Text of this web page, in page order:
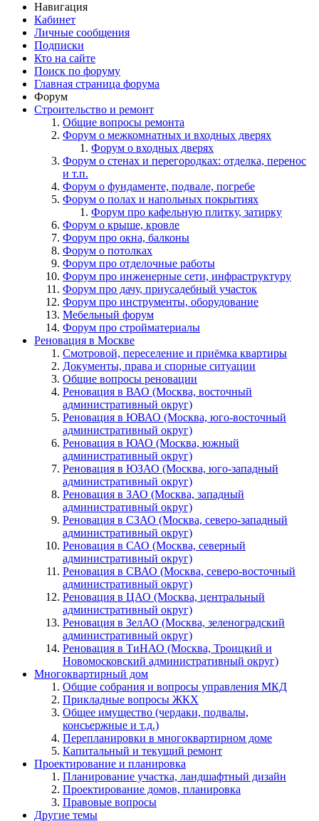
Навигация
Кабинет
Личные сообщения
Подписки
Кто на сайте
Поиск по форуму
Главная страница форума
Форум
Строительство и ремонт
Общие вопросы ремонта
Форум о межкомнатных и входных дверях
Форум о входных дверях
Форум о стенах и перегородках: отделка, перенос
и т.п.
Форум о фундаменте, подвале, погребе
Форум о полах и напольных покрытиях
Форум про кафельную плитку, затирку
Форум о крыше, кровле
Форум про окна, балконы
Форум о потолках
Форум про отделочные работы
Форум про инженерные сети, инфраструктуру
Форум про дачу, приусадебный участок
Форум про инструменты, оборудование
Мебельный форум
Форум про стройматериалы
Реновация в Москве
Смотровой, переселение и приёмка квартиры
Документы, права и спорные ситуации
Общие вопросы реновации
Реновация в ВАО (Москва, восточный
административный округ)
Реновация в ЮВАО (Москва, юго-восточный
административный округ)
Реновация в ЮАО (Москва, южный
административный округ)
Реновация в ЮЗАО (Москва, юго-западный
административный округ)
Реновация в ЗАО (Москва, западный
административный округ)
Реновация в СЗАО (Москва, северо-западный
административный округ)
Реновация в САО (Москва, северный
административный округ)
Реновация в СВАО (Москва, северо-восточный
административный округ)
Реновация в ЦАО (Москва, центральный
административный округ)
Реновация в ЗелАО (Москва, зеленоградский
административный округ)
Реновация в ТиНАО (Москва, Троицкий и
Новомосковский административный округ)
Многоквартирный дом
Общие собрания и вопросы управления МКД
Прикладные вопросы ЖКХ
Общее имущество (чердаки, подвалы,
консьержные и т.д.)
Перепланировки в многоквартирном доме
Капитальный и текущий ремонт
Проектирование и планировка
Планирование участка, ландшафтный дизайн
Проектирование домов, планировка
Правовые вопросы
Другие темы